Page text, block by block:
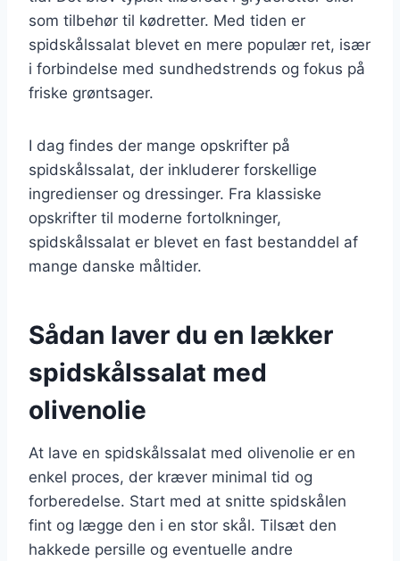
som tilbehør til kødretter. Med tiden er
spidskålssalat blevet en mere populær ret, især
i forbindelse med sundhedstrends og fokus på
friske grøntsager.
I dag findes der mange opskrifter på
spidskålssalat, der inkluderer forskellige
ingredienser og dressinger. Fra klassiske
opskrifter til moderne fortolkninger,
spidskålssalat er blevet en fast bestanddel af
mange danske måltider.
Sådan laver du en lækker
spidskålssalat med
olivenolie
At lave en spidskålssalat med olivenolie er en
enkel proces, der kræver minimal tid og
forberedelse. Start med at snitte spidskålen
fint og lægge den i en stor skål. Tilsæt den
hakkede persille og eventuelle andre